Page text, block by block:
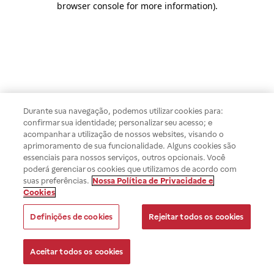
browser console for more information).
Durante sua navegação, podemos utilizar cookies para:
confirmar sua identidade; personalizar seu acesso; e
acompanhar a utilização de nossos websites, visando o
aprimoramento de sua funcionalidade. Alguns cookies são
essenciais para nossos serviços, outros opcionais. Você
poderá gerenciar os cookies que utilizamos de acordo com
suas preferências. Nossa Política de Privacidade e
Cookies
Definições de cookies Rejeitar todos os cookies
Aceitar todos os cookies